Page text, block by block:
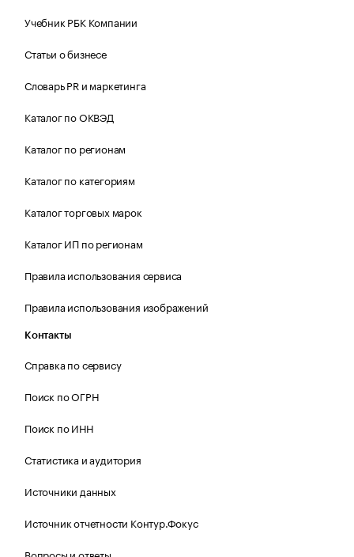
Учебник РБК Компании
Статьи о бизнесе
Словарь PR и маркетинга
Каталог по ОКВЭД
Каталог по регионам
Каталог по категориям
Каталог торговых марок
Каталог ИП по регионам
Правила использования сервиса
Правила использования изображений
Контакты
Справка по сервису
Поиск по ОГРН
Поиск по ИНН
Статистика и аудитория
Источники данных
Источник отчетности Контур.Фокус